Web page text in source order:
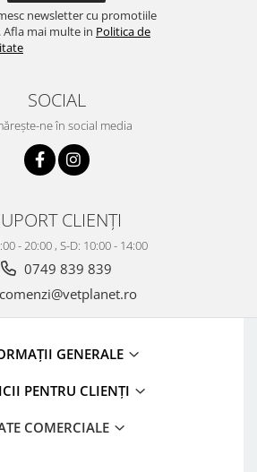
newsletter cu promotiile
Afla mai multe in Politica de
SOCIAL
ne în social media
CLIENȚI
- 20:00 , S-D: 10:00 - 14:00
0749 839 839
comenzi@vetplanet.ro
GENERALE
PENTRU CLIENȚI
COMERCIALE